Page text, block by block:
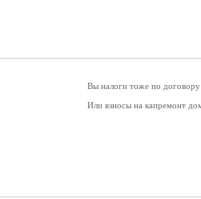
Вы налоги тоже по договору
Или взносы на капремонт